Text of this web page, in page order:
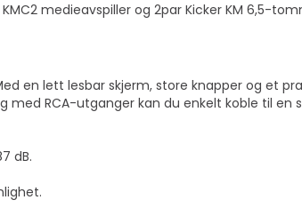
medieavspiller og 2par Kicker KM 6,5-
en lett lesbar skjerm, store knapper og et
RCA-utganger kan du enkelt koble til en
dB.